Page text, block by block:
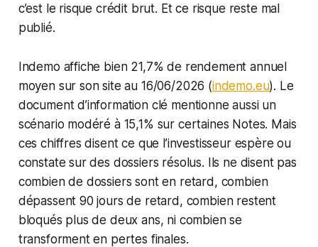
c’est le risque crédit brut. Et ce risque reste mal
publié.
Indemo affiche bien 21,7% de rendement annuel
moyen sur son site au 16/06/2026 (indemo.eu). Le
document d’information clé mentionne aussi un
scénario modéré à 15,1% sur certaines Notes. Mais
ces chiffres disent ce que l’investisseur espère ou
constate sur des dossiers résolus. Ils ne disent pas
combien de dossiers sont en retard, combien
dépassent 90 jours de retard, combien restent
bloqués plus de deux ans, ni combien se
transforment en pertes finales.